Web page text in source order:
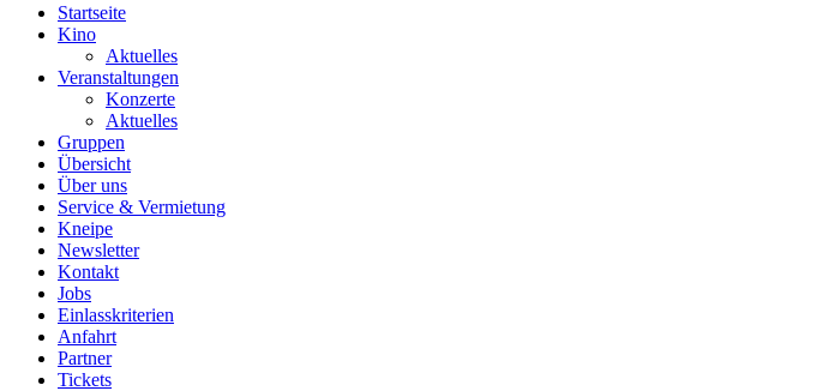
Startseite
Kino
Aktuelles
Veranstaltungen
Konzerte
Aktuelles
Gruppen
Übersicht
Über uns
Service & Vermietung
Kneipe
Newsletter
Kontakt
Jobs
Einlasskriterien
Anfahrt
Partner
Tickets